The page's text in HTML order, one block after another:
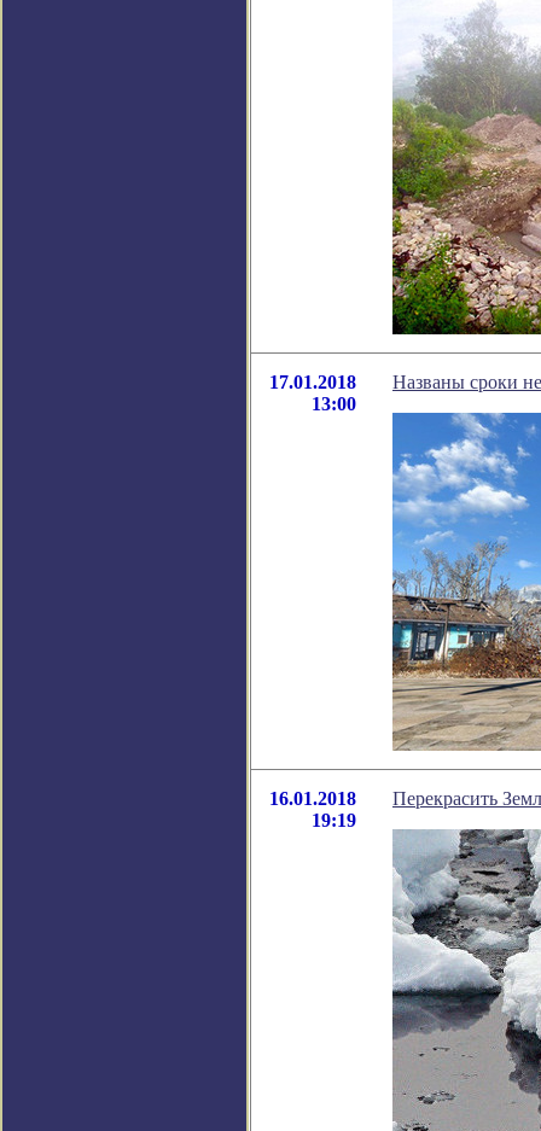
17.01.2018
13:00
Названы сроки
16.01.2018
19:19
Перекрасить